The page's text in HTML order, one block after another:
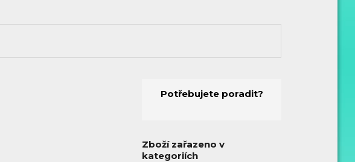
Potřebujete poradit?
Zboží zařazeno v
kategoriích